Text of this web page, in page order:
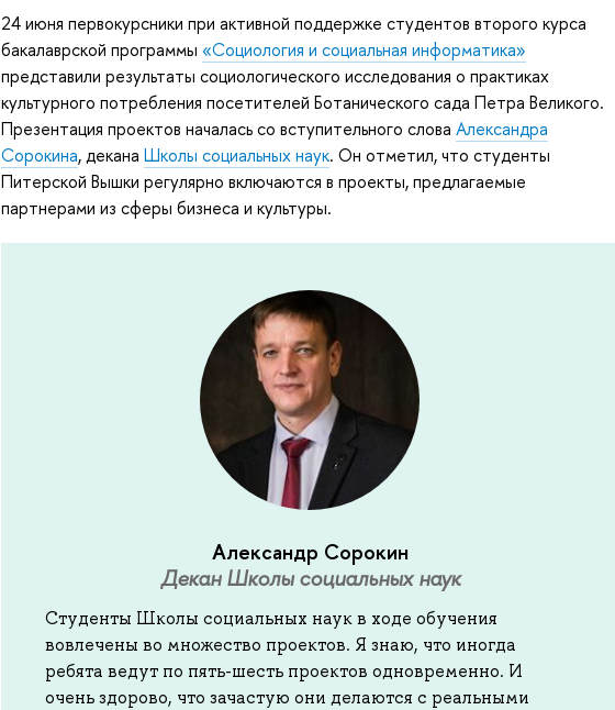
24 июня первокурсники при активной поддержке студентов второго курса
бакалаврской программы «Социология и социальная информатика»
представили результаты социологического исследования о практиках
культурного потребления посетителей Ботанического сада Петра Великого.
Презентация проектов началась со вступительного слова Александра
Сорокина, декана Школы социальных наук. Он отметил, что студенты
Питерской Вышки регулярно включаются в проекты, предлагаемые
партнерами из сферы бизнеса и культуры.
Александр Сорокин
Декан Школы социальных наук
Студенты Школы социальных наук в ходе обучения
вовлечены во множество проектов. Я знаю, что иногда
ребята ведут по пять-шесть проектов одновременно. И
очень здорово, что зачастую они делаются с реальными